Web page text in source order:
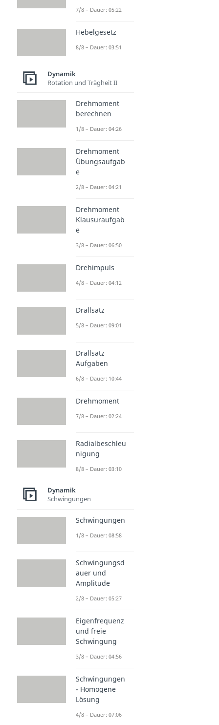
7/8 – Dauer: 05:22
Hebelgesetz
8/8 – Dauer: 03:51
Dynamik
Rotation und Trägheit II
Drehmoment
berechnen
1/8 – Dauer: 04:26
Drehmoment
Übungsaufgab
e
2/8 – Dauer: 04:21
Drehmoment
Klausuraufgab
e
3/8 – Dauer: 06:50
Drehimpuls
4/8 – Dauer: 04:12
Drallsatz
5/8 – Dauer: 09:01
Drallsatz
Aufgaben
6/8 – Dauer: 10:44
Drehmoment
7/8 – Dauer: 02:24
Radialbeschleu
nigung
8/8 – Dauer: 03:10
Dynamik
Schwingungen
Schwingungen
1/8 – Dauer: 08:58
Schwingungsd
auer und
Amplitude
2/8 – Dauer: 05:27
Eigenfrequenz
und freie
Schwingung
3/8 – Dauer: 04:56
Schwingungen
- Homogene
Lösung
4/8 – Dauer: 07:06